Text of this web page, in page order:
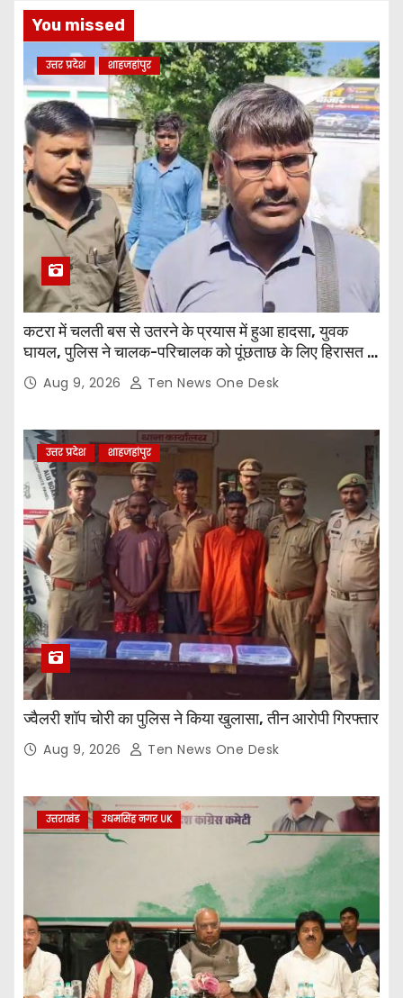
You missed
उत्तर प्रदेश शाहजहांपुर
कटरा में चलती बस से उतरने के प्रयास में हुआ हादसा, युवक
घायल, पुलिस ने चालक-परिचालक को पूंछताछ के लिए हिरासत में
लियाAug 9, 2026 Ten News One Desk
उत्तर प्रदेश शाहजहांपुर
ज्वैलरी शॉप चोरी का पुलिस ने किया खुलासा, तीन आरोपी गिरफ्तार
Aug 9, 2026 Ten News One Desk
उत्तराखंड उधमसिंह नगर UK